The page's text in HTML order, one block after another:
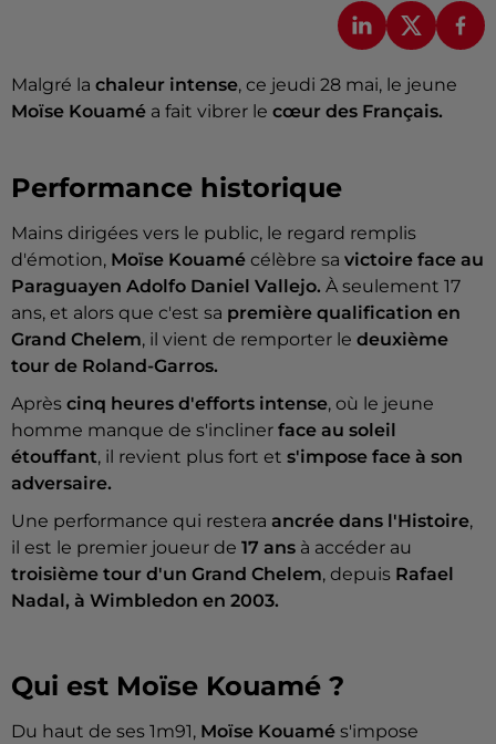
Malgré la chaleur intense, ce jeudi 28 mai, le jeune
Moïse Kouamé a fait vibrer le cœur des Français.
Performance historique
Mains dirigées vers le public, le regard remplis
d'émotion, Moïse Kouamé célèbre sa victoire face au
Paraguayen Adolfo Daniel Vallejo. À seulement 17
ans, et alors que c'est sa première qualification en
Grand Chelem, il vient de remporter le deuxième
tour de Roland-Garros.
Après cinq heures d'efforts intense, où le jeune
homme manque de s'incliner face au soleil
étouffant, il revient plus fort et s'impose face à son
adversaire.
Une performance qui restera ancrée dans l'Histoire,
il est le premier joueur de 17 ans à accéder au
troisième tour d'un Grand Chelem, depuis Rafael
Nadal, à Wimbledon en 2003.
Qui est Moïse Kouamé ?
Du haut de ses 1m91, Moïse Kouamé s'impose